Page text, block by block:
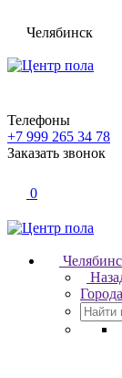
Челябинск
Телефоны
+7 999 265 34 78
Заказать звонок
0
Города